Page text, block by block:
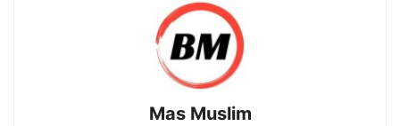
Mas Muslim